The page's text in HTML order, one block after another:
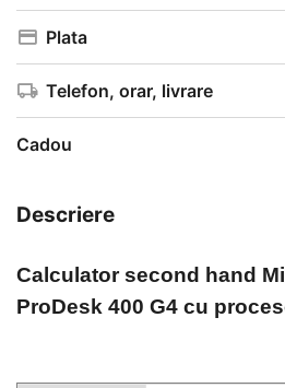
Plata
Telefon, orar, livrare
Cadou
Descriere
Calculator second hand
ProDesk 400 G4 cu